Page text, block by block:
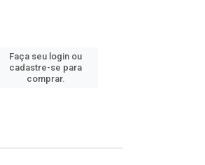
Faça seu login ou
cadastre-se para
comprar.